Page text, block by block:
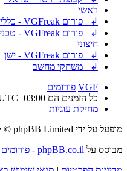
ראשי
↲ פורום VGFreak - כללי
↲ פורום VGFreak - טכני
חיצוני
↲ פורום VGFreak - ישן
↲ משחקי מחשב
VGF פורומים
כל הזמנים הם
מחיקת עוגיות
מופעל על ידי © phpBB Limited
מבוסס על phpBB.co.il - פורומים בעברית